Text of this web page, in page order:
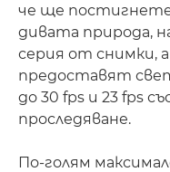
че ще
дивата природа,
серия от снимки, а
предоставят
до 30 fps и 23 fps
проследяване.
По-голям